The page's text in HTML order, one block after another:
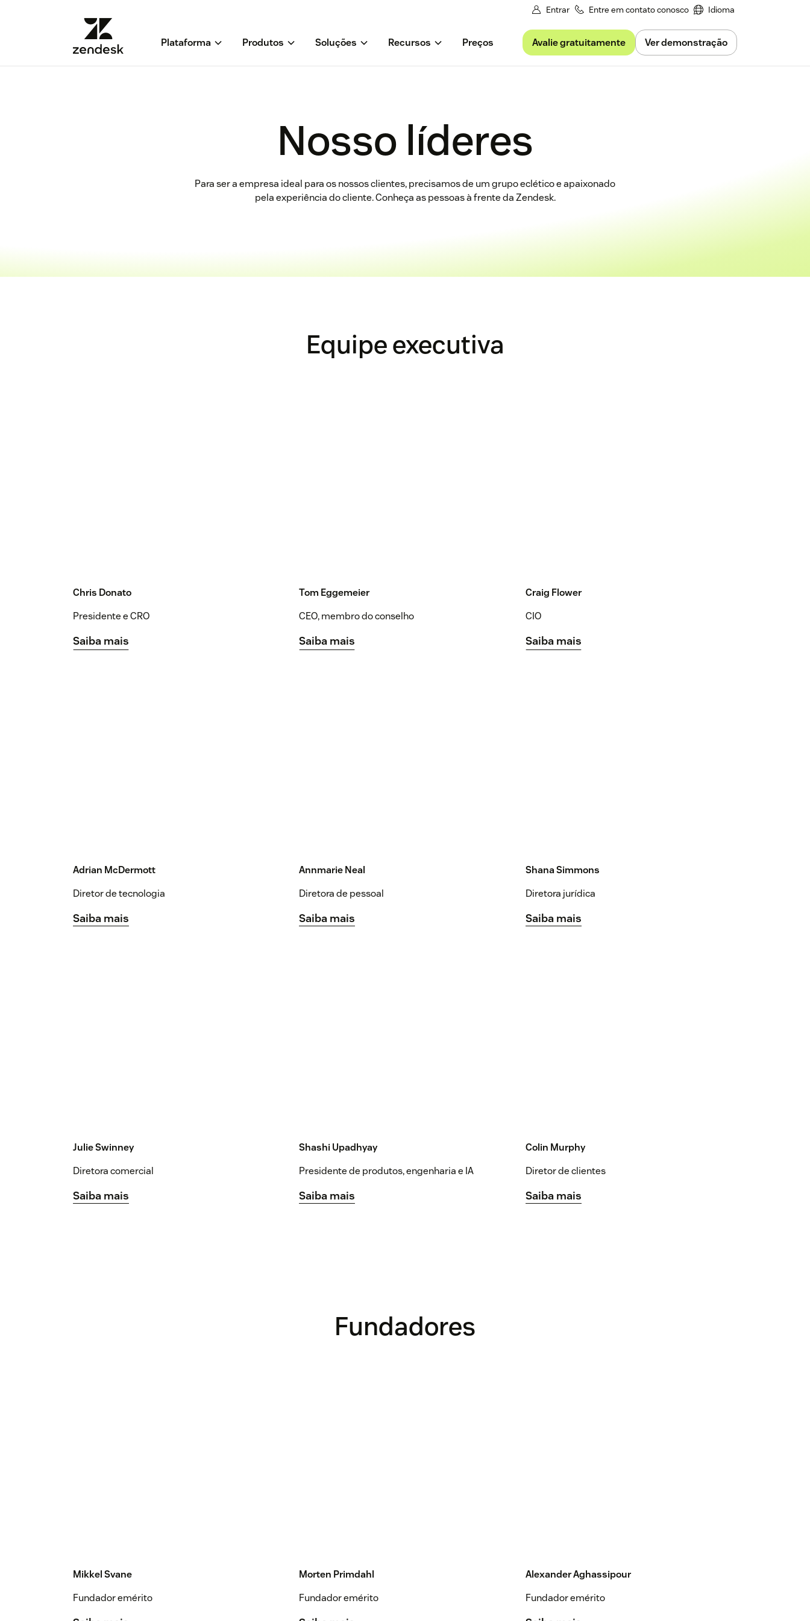
Entrar Entre em contato conosco Idioma
Plataforma Produtos Soluções Recursos Preços Avalie gratuitamente Ver demonstração
Nosso líderes
Para ser a empresa ideal para os nossos clientes, precisamos de um grupo eclético e apaixonado
pela experiência do cliente. Conheça as pessoas à frente da Zendesk.
Equipe executiva
Chris Donato
Presidente e CRO
Saiba mais
Tom Eggemeier
CEO, membro do conselho
Saiba mais
Craig Flower
CIO
Saiba mais
Adrian McDermott
Diretor de tecnologia
Saiba mais
Annmarie Neal
Diretora de pessoal
Saiba mais
Shana Simmons
Diretora jurídica
Saiba mais
Julie Swinney
Diretora comercial
Saiba mais
Shashi Upadhyay
Presidente de produtos, engenharia e IA
Saiba mais
Colin Murphy
Diretor de clientes
Saiba mais
Fundadores
Mikkel Svane
Fundador emérito
Morten Primdahl
Fundador emérito
Alexander Aghassipour
Fundador emérito